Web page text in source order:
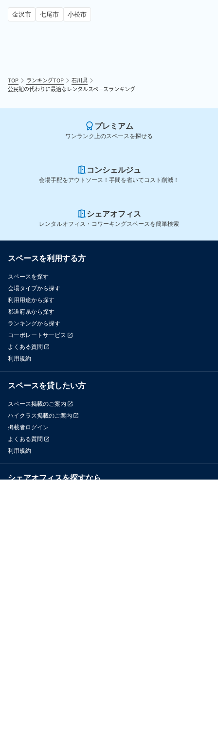
金沢市 七尾市 小松市
TOP ランキングTOP
石川県
公民館の代わりに最適なレンタルスペースランキング
プレミアム
ワンランク上のスペースを探せる
コンシェルジュ
会場手配をアウトソース！手間を省いてコスト削減！
シェアオフィス
レンタルオフィス・コワーキングスペースを簡単検索
スペースを利用する方
スペースを探す
会場タイプから探す
利用用途から探す
都道府県から探す
ランキングから探す
コーポレートサービス
よくある質問
利用規約
スペースを貸したい方
スペース掲載のご案内
ハイクラス掲載のご案内
掲載者ログイン
よくある質問
利用規約
シェアオフィスを探すなら